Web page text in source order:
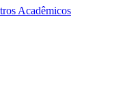
Acadêmicos